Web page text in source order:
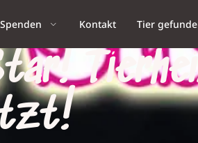
Kontakt Tier